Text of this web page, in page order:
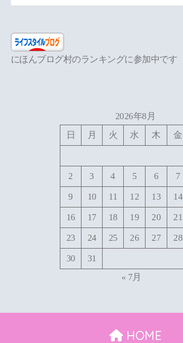
にほんブログ村のランキングに参加中です
2026年8月
日
月 火 水 木 金
2 3 4 5 6 7
9 10 11 12 13 14
16 17 18 19 20 21
23 24 25 26 27 28
30
31
« 7月
HOME